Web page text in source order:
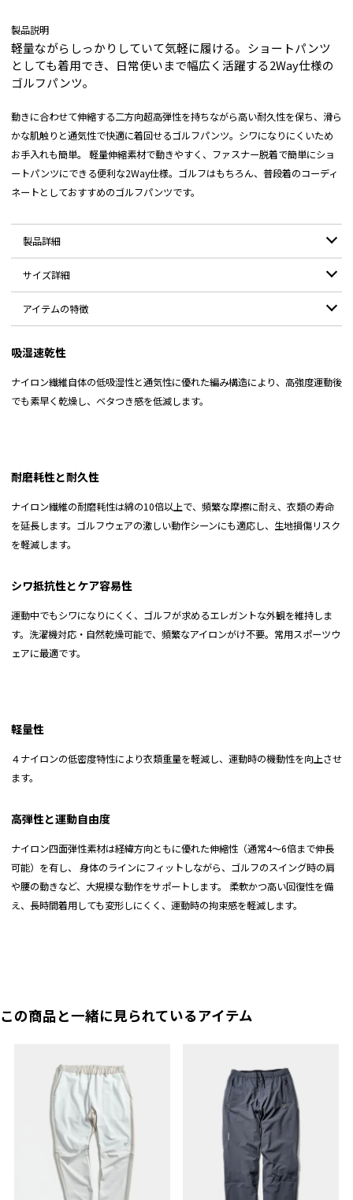
製品説明
軽量ながらしっかりしていて気軽に履ける。ショートパンツ
としても着用でき、日常使いまで幅広く活躍する2Way仕様の
ゴルフパンツ。
動きに合わせて伸縮する二方向超高弾性を持ちながら高い耐久性を保ち、滑ら
かな肌触りと通気性で快適に着回せるゴルフパンツ。シワになりにくいため
お手入れも簡単。 軽量伸縮素材で動きやすく、ファスナー脱着で簡単にショ
ートパンツにできる便利な2Way仕様。ゴルフはもちろん、普段着のコーディ
ネートとしておすすめのゴルフパンツです。
製品詳細
モデル：
サイズ詳細
ウエスト
前股上 27 27.5 28 28.5
股下
裾口 32 33 34 35
総丈
※実寸サイズは弊社スタッフが採寸した実寸値になっております。
正確なサイズを測るよう心がけておりますが、多少の誤差が生じる場合はご容赦くだ
さい。
アイテムの特徴
ファスナーで簡単に取外しができるので、ショートパンツとしても利用可
ウエスト幅を調整できるアジャスターコード。
吸湿速乾性
ナイロン繊維自体の低吸湿性と通気性に優れた編み構造により、高強度運動後
でも素早く乾燥し、ベタつき感を低減します。
耐磨耗性と耐久性
ナイロン繊維の耐磨耗性は綿の10倍以上で、頻繁な摩擦に耐え、衣類の寿命
を延長します。ゴルフウェアの激しい動作シーンにも適応し、生地損傷リスク
を軽減します。
シワ抵抗性とケア容易性
運動中でもシワになりにくく、ゴルフが求めるエレガントな外観を維持しま
す。洗濯機対応・自然乾燥可能で、頻繁なアイロンがけ不要。常用スポーツウ
ェアに最適です。
軽量性
４ナイロンの低密度特性により衣類重量を軽減し、運動時の機動性を向上させ
ます。
高弾性と運動自由度
ナイロン四面弾性素材は経緯方向ともに優れた伸縮性（通常4～6倍まで伸長
可能）を有し、 身体のラインにフィットしながら、ゴルフのスイング時の肩
や腰の動きなど、大規模な動作をサポートします。 柔軟かつ高い回復性を備
え、長時間着用しても変形しにくく、運動時の拘束感を軽減します。
この商品と一緒に見られているアイテム